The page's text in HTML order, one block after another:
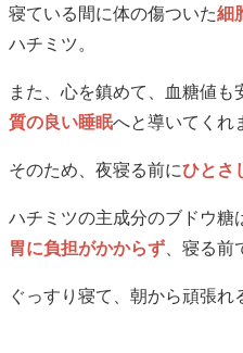
寝ている間に体の傷ついた細
ハチミツ。
また、心を鎮めて、血糖値も
質の良い睡眠へと導いてくれ
そのため、夜寝る前にひとさ
ハチミツの主成分のブドウ糖
胃に負担がかからず 、寝る前
ぐっすり寝て、朝から頑張れ